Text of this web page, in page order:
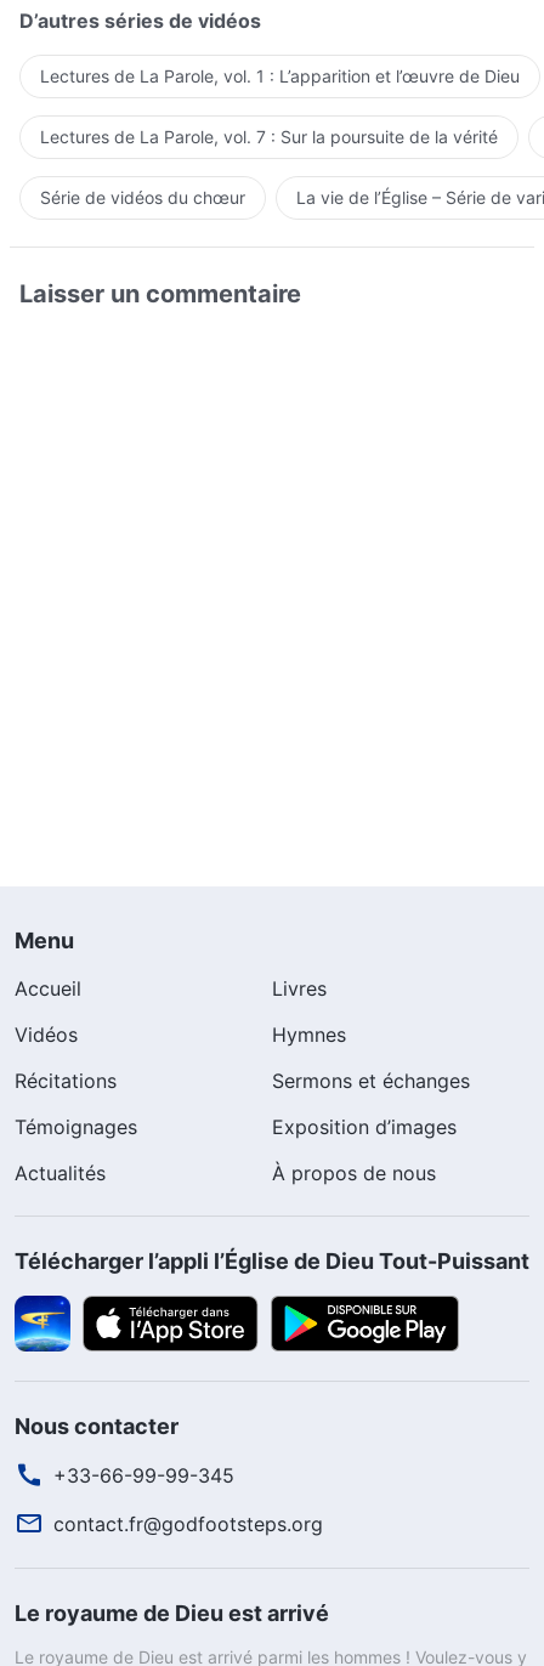
D’autres séries de vidéos
Lectures de La Parole, vol. 1 : L’apparition et l’œuvre de Dieu
Lectures de La Parole, vol. 7 : Sur la poursuite de la vérité
Série de vidéos du chœur La vie de l’Église – Série de
Laisser un commentaire
Menu
Accueil
Livres
Vidéos
Hymnes
Récitations
Sermons et échanges
Témoignages
Exposition d’images
Actualités
À propos de nous
Télécharger l’appli l’Église de Dieu Tout-Puissant
Nous contacter
+33-66-99-99-345
contact.fr@godfootsteps.org
Le royaume de Dieu est arrivé
Le royaume de Dieu est arrivé parmi les hommes ! Voulez-vous y